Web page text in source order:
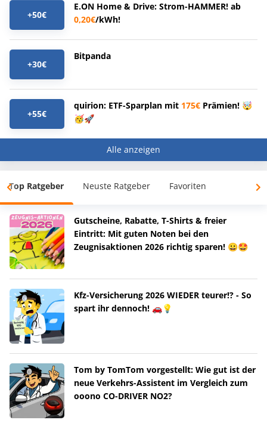
+50€
E.ON Home & Drive: Strom-HAMMER! ab
0,20€/kWh!
+30€
Bitpanda
+55€
quirion: ETF-Sparplan mit 175€ Prämien! 🤯
🥳🚀
Alle anzeigen
Top Ratgeber Neuste Ratgeber Favoriten
Gutscheine, Rabatte, T-Shirts & freier
Eintritt: Mit guten Noten bei den
Zeugnisaktionen 2026 richtig sparen! 😀🤩
Kfz-Versicherung 2026 WIEDER teurer!? - So
spart ihr dennoch! 🚗💡
Tom by TomTom vorgestellt: Wie gut ist der
neue Verkehrs-Assistent im Vergleich zum
ooono CO-DRIVER NO2?